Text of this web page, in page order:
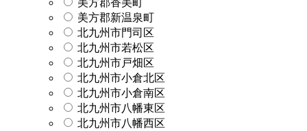
美方郡新温泉町
北九州市門司区
北九州市若松区
北九州市戸畑区
北九州市小倉北区
北九州市小倉南区
北九州市八幡東区
北九州市八幡西区